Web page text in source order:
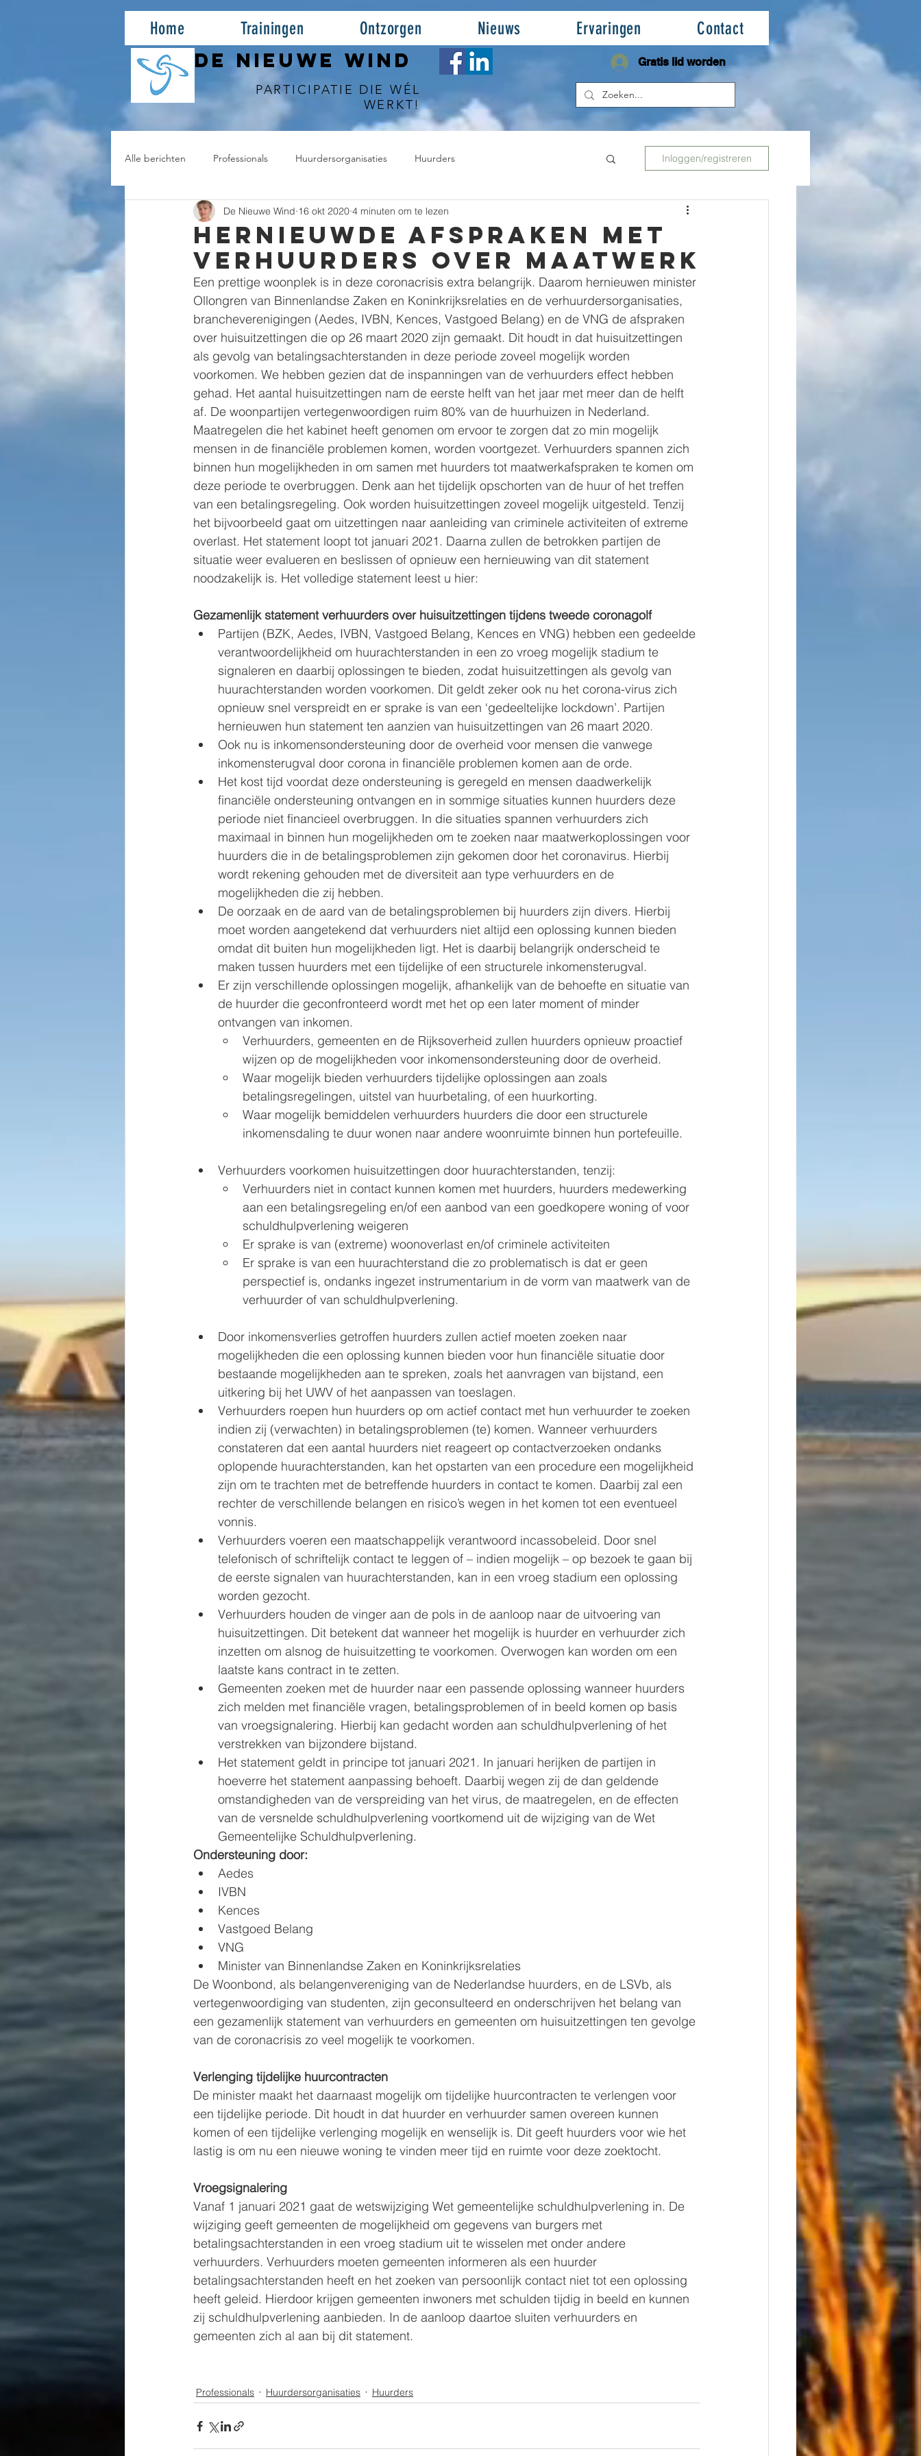
Home Trainingen Ontzorgen Nieuws Ervaringen Contact
DE NIEUWE WIND
PARTICIPATIE DIE WÉL
WERKT!
Gratis lid worden
Alle berichten Professionals Huurdersorganisaties Huurders Inloggen/registreren
Hernieuwde afspraken met
verhuurders over maatwerk
De Nieuwe Wind 16 okt 2020 4 minuten om te lezen
Een prettige woonplek is in deze coronacrisis extra belangrijk. Daarom hernieuwen minister
Ollongren van Binnenlandse Zaken en Koninkrijksrelaties en de verhuurdersorganisaties,
brancheverenigingen (Aedes, IVBN, Kences, Vastgoed Belang) en de VNG de afspraken
over huisuitzettingen die op 26 maart 2020 zijn gemaakt. Dit houdt in dat huisuitzettingen
als gevolg van betalingsachterstanden in deze periode zoveel mogelijk worden
voorkomen. We hebben gezien dat de inspanningen van de verhuurders effect hebben
gehad. Het aantal huisuitzettingen nam de eerste helft van het jaar met meer dan de helft
af. De woonpartijen vertegenwoordigen ruim 80% van de huurhuizen in Nederland.
Maatregelen die het kabinet heeft genomen om ervoor te zorgen dat zo min mogelijk
mensen in de financiële problemen komen, worden voortgezet. Verhuurders spannen zich
binnen hun mogelijkheden in om samen met huurders tot maatwerkafspraken te komen om
deze periode te overbruggen. Denk aan het tijdelijk opschorten van de huur of het treffen
van een betalingsregeling. Ook worden huisuitzettingen zoveel mogelijk uitgesteld. Tenzij
het bijvoorbeeld gaat om uitzettingen naar aanleiding van criminele activiteiten of extreme
overlast. Het statement loopt tot januari 2021. Daarna zullen de betrokken partijen de
situatie weer evalueren en beslissen of opnieuw een hernieuwing van dit statement
noodzakelijk is. Het volledige statement leest u hier:
Gezamenlijk statement verhuurders over huisuitzettingen tijdens tweede coronagolf
Partijen (BZK, Aedes, IVBN, Vastgoed Belang, Kences en VNG) hebben een gedeelde
verantwoordelijkheid om huurachterstanden in een zo vroeg mogelijk stadium te
signaleren en daarbij oplossingen te bieden, zodat huisuitzettingen als gevolg van
huurachterstanden worden voorkomen. Dit geldt zeker ook nu het corona-virus zich
opnieuw snel verspreidt en er sprake is van een ‘gedeeltelijke lockdown’. Partijen
hernieuwen hun statement ten aanzien van huisuitzettingen van 26 maart 2020.
Ook nu is inkomensondersteuning door de overheid voor mensen die vanwege
inkomensterugval door corona in financiële problemen komen aan de orde.
Het kost tijd voordat deze ondersteuning is geregeld en mensen daadwerkelijk
financiële ondersteuning ontvangen en in sommige situaties kunnen huurders deze
periode niet financieel overbruggen. In die situaties spannen verhuurders zich
maximaal in binnen hun mogelijkheden om te zoeken naar maatwerkoplossingen voor
huurders die in de betalingsproblemen zijn gekomen door het coronavirus. Hierbij
wordt rekening gehouden met de diversiteit aan type verhuurders en de
mogelijkheden die zij hebben.
De oorzaak en de aard van de betalingsproblemen bij huurders zijn divers. Hierbij
moet worden aangetekend dat verhuurders niet altijd een oplossing kunnen bieden
omdat dit buiten hun mogelijkheden ligt. Het is daarbij belangrijk onderscheid te
maken tussen huurders met een tijdelijke of een structurele inkomensterugval.
Er zijn verschillende oplossingen mogelijk, afhankelijk van de behoefte en situatie van
de huurder die geconfronteerd wordt met het op een later moment of minder
ontvangen van inkomen.
Verhuurders, gemeenten en de Rijksoverheid zullen huurders opnieuw proactief
wijzen op de mogelijkheden voor inkomensondersteuning door de overheid.
Waar mogelijk bieden verhuurders tijdelijke oplossingen aan zoals
betalingsregelingen, uitstel van huurbetaling, of een huurkorting.
Waar mogelijk bemiddelen verhuurders huurders die door een structurele
inkomensdaling te duur wonen naar andere woonruimte binnen hun portefeuille.
Verhuurders voorkomen huisuitzettingen door huurachterstanden, tenzij:
Verhuurders niet in contact kunnen komen met huurders, huurders medewerking
aan een betalingsregeling en/of een aanbod van een goedkopere woning of voor
schuldhulpverlening weigeren
Er sprake is van (extreme) woonoverlast en/of criminele activiteiten
Er sprake is van een huurachterstand die zo problematisch is dat er geen
perspectief is, ondanks ingezet instrumentarium in de vorm van maatwerk van de
verhuurder of van schuldhulpverlening.
Door inkomensverlies getroffen huurders zullen actief moeten zoeken naar
mogelijkheden die een oplossing kunnen bieden voor hun financiële situatie door
bestaande mogelijkheden aan te spreken, zoals het aanvragen van bijstand, een
uitkering bij het UWV of het aanpassen van toeslagen.
Verhuurders roepen hun huurders op om actief contact met hun verhuurder te zoeken
indien zij (verwachten) in betalingsproblemen (te) komen. Wanneer verhuurders
constateren dat een aantal huurders niet reageert op contactverzoeken ondanks
oplopende huurachterstanden, kan het opstarten van een procedure een mogelijkheid
zijn om te trachten met de betreffende huurders in contact te komen. Daarbij zal een
rechter de verschillende belangen en risico’s wegen in het komen tot een eventueel
vonnis.
Verhuurders voeren een maatschappelijk verantwoord incassobeleid. Door snel
telefonisch of schriftelijk contact te leggen of – indien mogelijk – op bezoek te gaan bij
de eerste signalen van huurachterstanden, kan in een vroeg stadium een oplossing
worden gezocht.
Verhuurders houden de vinger aan de pols in de aanloop naar de uitvoering van
huisuitzettingen. Dit betekent dat wanneer het mogelijk is huurder en verhuurder zich
inzetten om alsnog de huisuitzetting te voorkomen. Overwogen kan worden om een
laatste kans contract in te zetten.
Gemeenten zoeken met de huurder naar een passende oplossing wanneer huurders
zich melden met financiële vragen, betalingsproblemen of in beeld komen op basis
van vroegsignalering. Hierbij kan gedacht worden aan schuldhulpverlening of het
verstrekken van bijzondere bijstand.
Het statement geldt in principe tot januari 2021. In januari herijken de partijen in
hoeverre het statement aanpassing behoeft. Daarbij wegen zij de dan geldende
omstandigheden van de verspreiding van het virus, de maatregelen, en de effecten
van de versnelde schuldhulpverlening voortkomend uit de wijziging van de Wet
Gemeentelijke Schuldhulpverlening.
Ondersteuning door:
Aedes
IVBN
Kences
Vastgoed Belang
VNG
Minister van Binnenlandse Zaken en Koninkrijksrelaties
De Woonbond, als belangenvereniging van de Nederlandse huurders, en de LSVb, als
vertegenwoordiging van studenten, zijn geconsulteerd en onderschrijven het belang van
een gezamenlijk statement van verhuurders en gemeenten om huisuitzettingen ten gevolge
van de coronacrisis zo veel mogelijk te voorkomen.
Verlenging tijdelijke huurcontracten
De minister maakt het daarnaast mogelijk om tijdelijke huurcontracten te verlengen voor
een tijdelijke periode. Dit houdt in dat huurder en verhuurder samen overeen kunnen
komen of een tijdelijke verlenging mogelijk en wenselijk is. Dit geeft huurders voor wie het
lastig is om nu een nieuwe woning te vinden meer tijd en ruimte voor deze zoektocht.
Vroegsignalering
Vanaf 1 januari 2021 gaat de wetswijziging Wet gemeentelijke schuldhulpverlening in. De
wijziging geeft gemeenten de mogelijkheid om gegevens van burgers met
betalingsachterstanden in een vroeg stadium uit te wisselen met onder andere
verhuurders. Verhuurders moeten gemeenten informeren als een huurder
betalingsachterstanden heeft en het zoeken van persoonlijk contact niet tot een oplossing
heeft geleid. Hierdoor krijgen gemeenten inwoners met schulden tijdig in beeld en kunnen
zij schuldhulpverlening aanbieden. In de aanloop daartoe sluiten verhuurders en
gemeenten zich al aan bij dit statement.
Professionals Huurdersorganisaties Huurders